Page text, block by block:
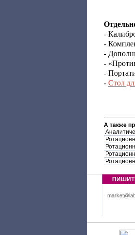
-
-
-
-
-
- Стол
А также